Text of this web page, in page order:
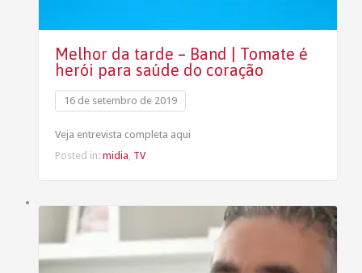
Melhor da tarde – Band | Tomate é
herói para saúde do coração
16 de setembro de 2019
Veja entrevista completa aqui
Posted in: midia, TV